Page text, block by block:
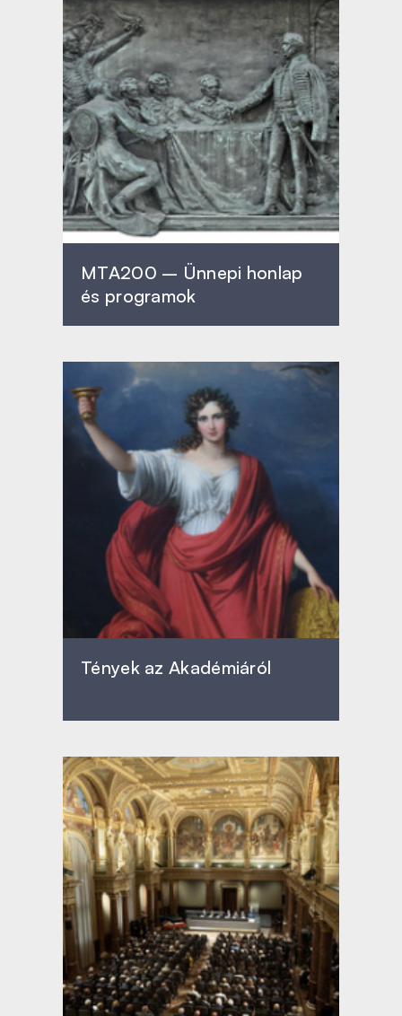
MTA200 – Ünnepi honlap
és programok
Tények az Akadémiáról